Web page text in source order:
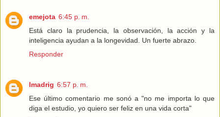
emejota 6:45 p. m.
Está claro la prudencia, la observación, la acción y la
inteligencia ayudan a la longevidad. Un fuerte abrazo.
Responder
lmadrig 6:57 p. m.
Ese último comentario me sonó a "no me importa lo que
diga el estudio, yo quiero ser feliz en una vida corta"